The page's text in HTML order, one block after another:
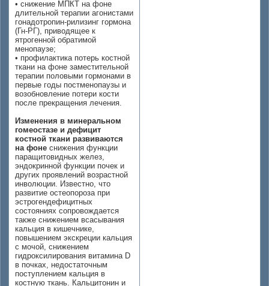
• снижение МПКТ на фоне
длительной терапии агонистами
гонадотропин-рилизинг гормона
(Гн-РГ), приводящее к
ятрогенной обратимой
менопаузе;
• профилактика потерь костной
ткани на фоне заместительной
терапии половыми гормонами в
первые годы постменопаузы и
возобновление потери кости
после прекращения лечения.
Изменения в минеральном
гомеостазе и дефицит
костной ткани развиваются
на фоне снижения функции
паращитовидных желез,
эндокринной функции почек и
других проявлений возрастной
инволюции. Известно, что
развитие остеопороза при
эстрогендефицитных
состояниях сопровождается
также снижением всасывания
кальция в кишечнике,
повышением экскреции кальция
с мочой, снижением
гидроксилирования витамина D
в почках, недостаточным
поступлением кальция в
костную ткань. Кальцитонин и